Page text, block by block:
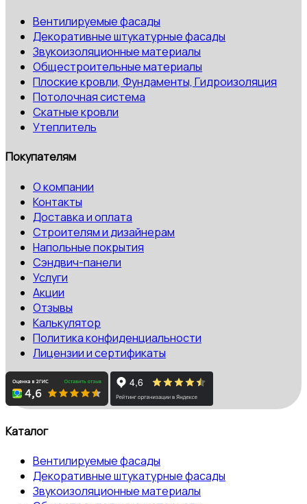
Вентилируемые фасады
Декоративные штукатурные фасады
Звукоизоляционные материалы
Общестроительные материалы
Плоские кровли, Фундаменты, Гидроизоляция
Потолочная система
Скатные кровли
Утеплитель
Покупателям
О компании
Контакты
Доставка и оплата
Строителям и дизайнерам
Напольные покрытия
Сэндвич-панели
Услуги
Акции
Отзывы
Калькулятор
Политика конфиденциальности
Лицензии и сертификаты
Каталог
Вентилируемые фасады
Декоративные штукатурные фасады
Звукоизоляционные материалы